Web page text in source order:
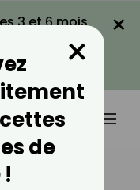
3 et 6 mois
×
de
!
×